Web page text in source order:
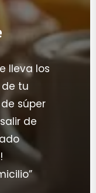
lleva los
tu
súper
de